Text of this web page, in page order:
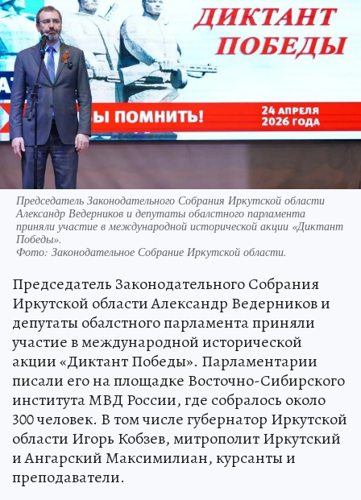
Председатель Законодательного Собрания Иркутской области
Александр Ведерников и депутаты обалстного парламента
приняли участие в международной исторической акции «Диктант
Победы».
Фото: Законодательное Собрание Иркутской области.
Председатель Законодательного Собрания
Иркутской области Александр Ведерников и
депутаты обалстного парламента приняли
участие в международной исторической
акции «Диктант Победы». Парламентарии
писали его на площадке Восточно-Сибирского
института МВД России, где собралось около
300 человек. В том числе губернатор Иркутской
области Игорь Кобзев, митрополит Иркутский
и Ангарский Максимилиан, курсанты и
преподаватели.